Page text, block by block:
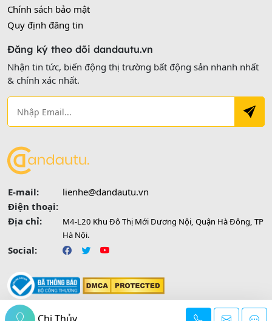
Chính sách bảo mật
Quy định đăng tin
Đăng ký theo dõi dandautu.vn
Nhận tin tức, biến động thị trường bất động sản nhanh nhất
& chính xác nhất.
E-mail:
lienhe@dandautu.vn
Điện thoại:
Địa chỉ:
M4-L20 Khu Đô Thị Mới Dương Nội, Quận Hà Đông, TP
Hà Nội.
Social: